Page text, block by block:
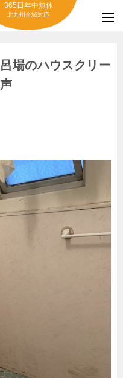
365日年中無休
北九州全域対応
場のハウスクリー